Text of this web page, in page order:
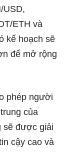
USD,
ETH và
kế hoạch sẽ
để mở rộng
phép người
của
sẽ được giải
cậy cao và